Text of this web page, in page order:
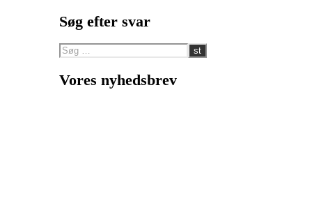
Søg efter svar
Vores nyhedsbrev